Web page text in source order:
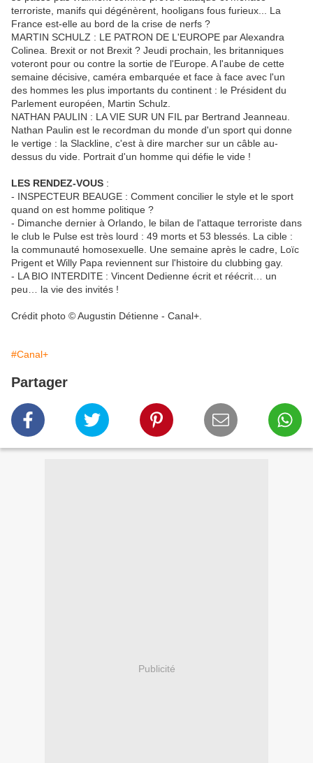
terroriste, manifs qui dégénèrent, hooligans fous furieux... La
France est-elle au bord de la crise de nerfs ?
MARTIN SCHULZ : LE PATRON DE L'EUROPE par Alexandra
Colinea. Brexit or not Brexit ? Jeudi prochain, les britanniques
voteront pour ou contre la sortie de l'Europe. A l'aube de cette
semaine décisive, caméra embarquée et face à face avec l'un
des hommes les plus importants du continent : le Président du
Parlement européen, Martin Schulz.
NATHAN PAULIN : LA VIE SUR UN FIL par Bertrand Jeanneau.
Nathan Paulin est le recordman du monde d'un sport qui donne
le vertige : la Slackline, c'est à dire marcher sur un câble au-
dessus du vide. Portrait d'un homme qui défie le vide !
LES RENDEZ-VOUS :
- INSPECTEUR BEAUGE : Comment concilier le style et le sport
quand on est homme politique ? ​
- Dimanche dernier à Orlando, le bilan de l'attaque terroriste dans
le club le Pulse est très lourd : 49 morts et 53 blessés. La cible :
la communauté homosexuelle. Une semaine après le cadre, Loïc
Prigent et Willy Papa reviennent sur l'histoire du clubbing gay.
- LA BIO INTERDITE : Vincent Dedienne écrit et réécrit… un
peu… la vie des invités !
Crédit photo © Augustin Détienne - Canal+.
#Canal+
Partager
Publicité